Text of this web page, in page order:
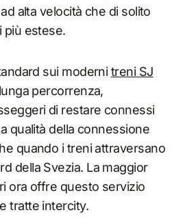
alta velocità che di solito
più estese.
sui modernitreni SJ
percorrenza,
di restare connessi
qualità della connessione
quando i treni attraversano
della Svezia. La maggior
ora offre questo servizio
tratte intercity.